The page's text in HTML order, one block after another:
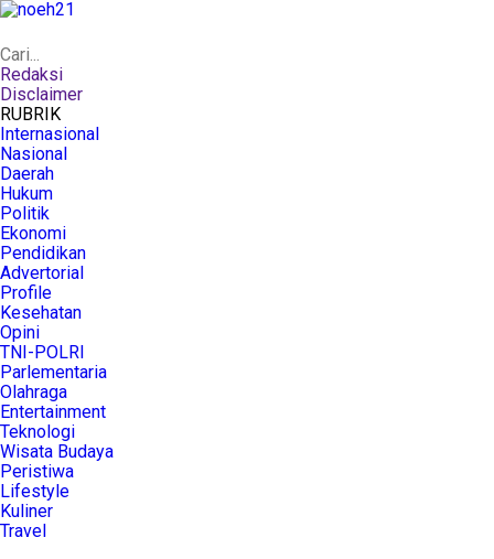
Redaksi
Disclaimer
RUBRIK
Internasional
Nasional
Daerah
Hukum
Politik
Ekonomi
Pendidikan
Advertorial
Profile
Kesehatan
Opini
TNI-POLRI
Parlementaria
Olahraga
Entertainment
Teknologi
Wisata Budaya
Peristiwa
Lifestyle
Kuliner
Travel